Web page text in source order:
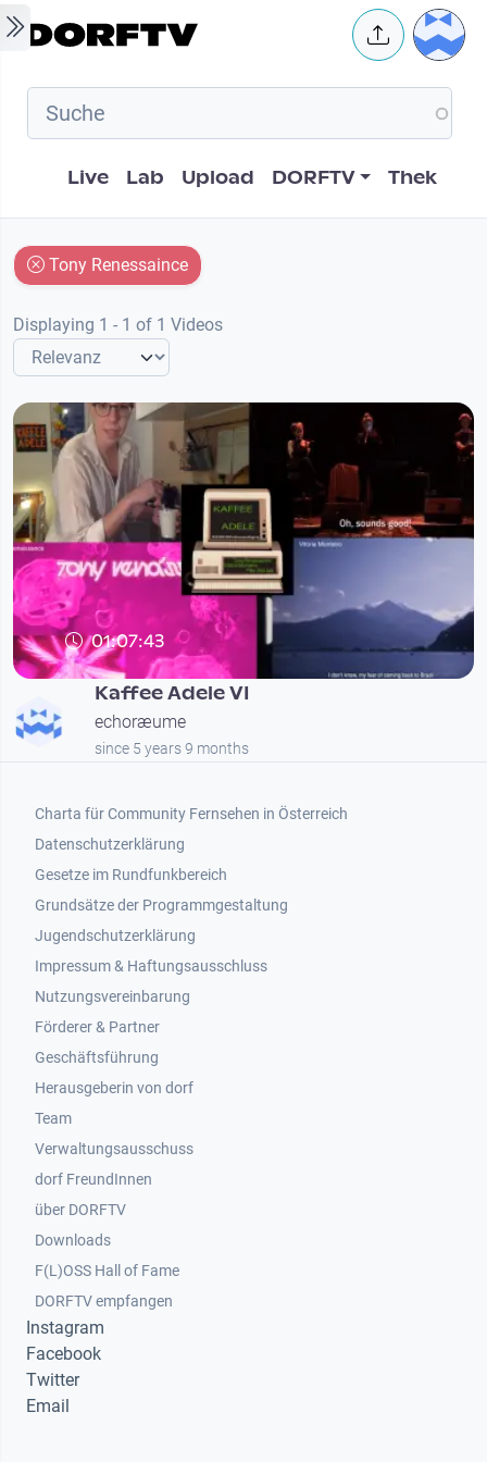
Skip to main content User
Hauptnavigation
Live Lab Upload DORFTV Thek
Tony Renessaince
Displaying 1 - 1 of 1 Videos
01:07:43
Kaffee Adele VI
echoræume
since 5 years 9 months
Footer 1
Charta für Community Fernsehen in Österreich
Datenschutzerklärung
Gesetze im Rundfunkbereich
Grundsätze der Programmgestaltung
Jugendschutzerklärung
Impressum & Haftungsausschluss
Nutzungsvereinbarung
Footer 2
Förderer & Partner
Geschäftsführung
Herausgeberin von dorf
Team
Verwaltungsausschuss
dorf FreundInnen
Footer 3
über DORFTV
Downloads
F(L)OSS Hall of Fame
Footer 4
DORFTV empfangen
Instagram
Facebook
Twitter
Email